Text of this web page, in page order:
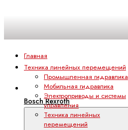
Bosch Rexroth
Главная
Техника линейных перемещений
Промышленная гидравлика
Мобильная гидравлика
Электроприводы и системы
управления
Техника линейных
перемещений